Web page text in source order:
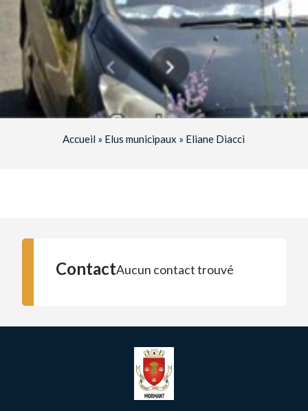
Accueil » Elus municipaux » Eliane Diacci
ContactAucun contact trouvé